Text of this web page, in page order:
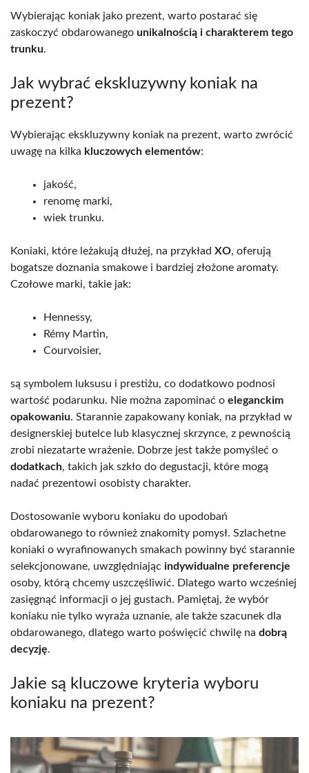
Wybierając koniak jako prezent, warto postarać się
zaskoczyć obdarowanego unikalnością i charakterem tego
trunku.
Jak wybrać ekskluzywny koniak na
prezent?
Wybierając ekskluzywny koniak na prezent, warto zwrócić
uwagę na kilka kluczowych elementów:
jakość,
renomę marki,
wiek trunku.
Koniaki, które leżakują dłużej, na przykład XO, oferują
bogatsze doznania smakowe i bardziej złożone aromaty.
Czołowe marki, takie jak:
Hennessy,
Rémy Martin,
Courvoisier,
są symbolem luksusu i prestiżu, co dodatkowo podnosi
wartość podarunku. Nie można zapominać o eleganckim
opakowaniu. Starannie zapakowany koniak, na przykład w
designerskiej butelce lub klasycznej skrzynce, z pewnością
zrobi niezatarte wrażenie. Dobrze jest także pomyśleć o
dodatkach, takich jak szkło do degustacji, które mogą
nadać prezentowi osobisty charakter.
Dostosowanie wyboru koniaku do upodobań
obdarowanego to również znakomity pomysł. Szlachetne
koniaki o wyrafinowanych smakach powinny być starannie
selekcjonowane, uwzględniając indywidualne preferencje
osoby, którą chcemy uszczęśliwić. Dlatego warto wcześniej
zasięgnąć informacji o jej gustach. Pamiętaj, że wybór
koniaku nie tylko wyraża uznanie, ale także szacunek dla
obdarowanego, dlatego warto poświęcić chwilę na dobrą
decyzję.
Jakie są kluczowe kryteria wyboru
koniaku na prezent?